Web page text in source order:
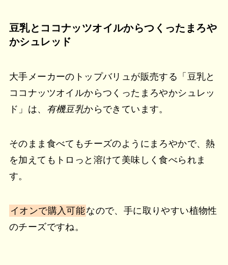
豆乳とココナッツオイルからつくったまろや
かシュレッド
大手メーカーのトップバリュが販売する「豆乳と
ココナッツオイルからつくったまろやかシュレッ
ド」は、 有機豆乳からできています。
そのまま食べてもチーズのようにまろやかで、熱
を加えてもトロっと溶けて美味しく食べられま
す。
イオンで購入可能なので、手に取りやすい植物性
のチーズですね。